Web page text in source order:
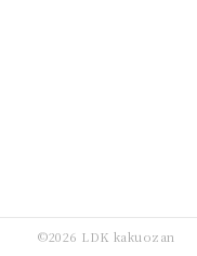
©2026 LDK kakuozan